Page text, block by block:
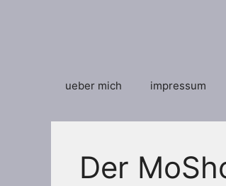
ueber mich impressum
Der